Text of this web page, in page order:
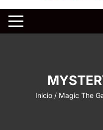
Inicio/ Magic The